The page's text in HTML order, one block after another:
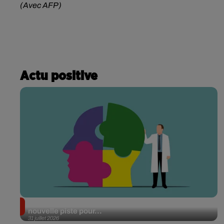
(Avec AFP)
Actu positive
31 juillet 2026
nouvelle piste pour...